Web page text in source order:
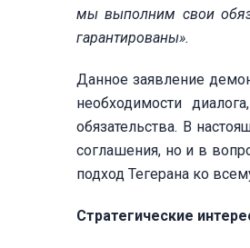
мы выполним свои
гарантированы».
Данное заявление
необходимости
обязательства. В
соглашения, но и в
подход Тегерана ко
Стратегические